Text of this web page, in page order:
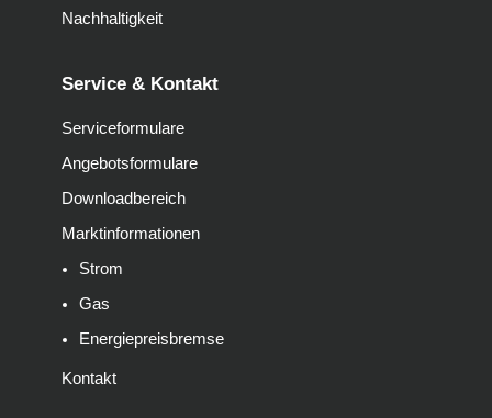
Nachhaltigkeit
Service & Kontakt
Serviceformulare
Angebotsformulare
Downloadbereich
Marktinformationen
Strom
Gas
Energiepreisbremse
Kontakt